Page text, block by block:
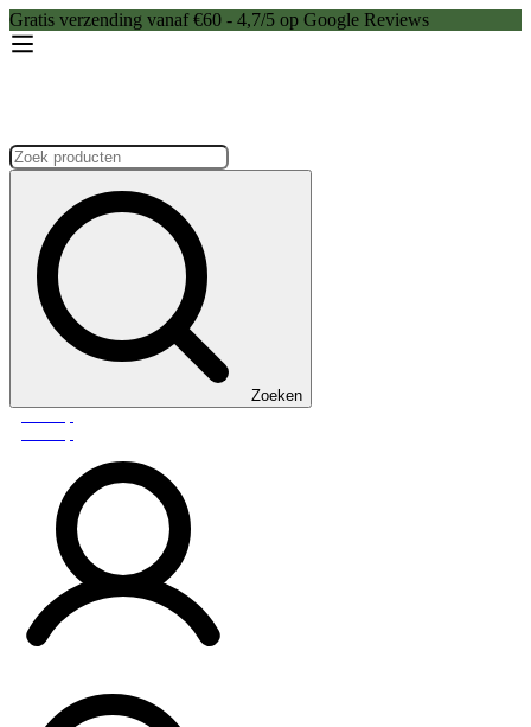
Gratis verzending vanaf €60 - 4,7/5 op Google Reviews
Zoeken:
Zoeken